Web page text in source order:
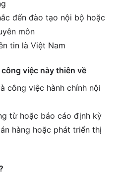
đến đào tạo nội bộ hoặc
môn
tin là Việt Nam
việc này thiên về
công việc hành chính nội
từ hoặc báo cáo định kỳ
hàng hoặc phát triển thị